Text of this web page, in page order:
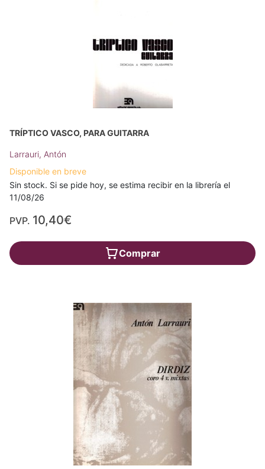
TRÍPTICO VASCO, PARA GUITARRA
Larrauri, Antón
Disponible en breve
Sin stock. Si se pide hoy, se estima recibir en la librería el
11/08/26
PVP. 10,40€
Comprar